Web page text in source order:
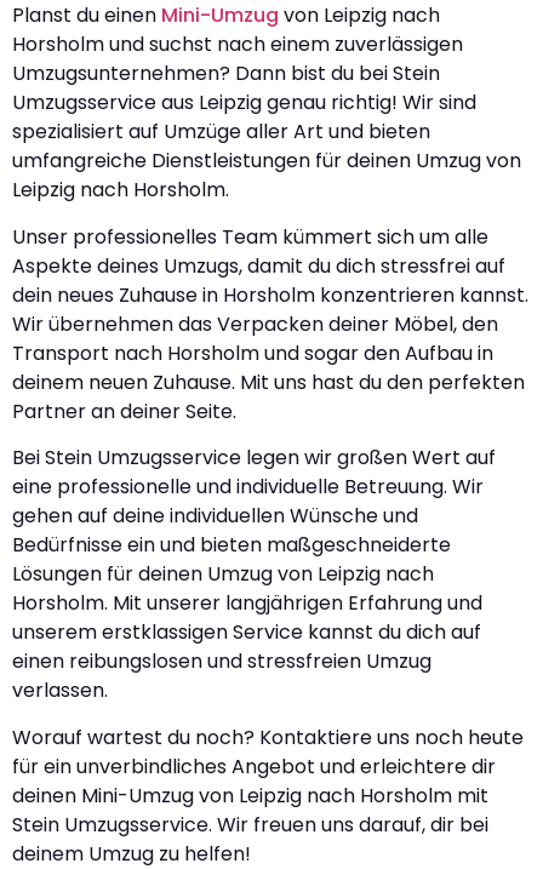
Planst du einen Mini-Umzug von Leipzig nach
Horsholm und suchst nach einem zuverlässigen
Umzugsunternehmen? Dann bist du bei Stein
Umzugsservice aus Leipzig genau richtig! Wir sind
spezialisiert auf Umzüge aller Art und bieten
umfangreiche Dienstleistungen für deinen Umzug von
Leipzig nach Horsholm.
Unser professionelles Team kümmert sich um alle
Aspekte deines Umzugs, damit du dich stressfrei auf
dein neues Zuhause in Horsholm konzentrieren kannst.
Wir übernehmen das Verpacken deiner Möbel, den
Transport nach Horsholm und sogar den Aufbau in
deinem neuen Zuhause. Mit uns hast du den perfekten
Partner an deiner Seite.
Bei Stein Umzugsservice legen wir großen Wert auf
eine professionelle und individuelle Betreuung. Wir
gehen auf deine individuellen Wünsche und
Bedürfnisse ein und bieten maßgeschneiderte
Lösungen für deinen Umzug von Leipzig nach
Horsholm. Mit unserer langjährigen Erfahrung und
unserem erstklassigen Service kannst du dich auf
einen reibungslosen und stressfreien Umzug
verlassen.
Worauf wartest du noch? Kontaktiere uns noch heute
für ein unverbindliches Angebot und erleichtere dir
deinen Mini-Umzug von Leipzig nach Horsholm mit
Stein Umzugsservice. Wir freuen uns darauf, dir bei
deinem Umzug zu helfen!